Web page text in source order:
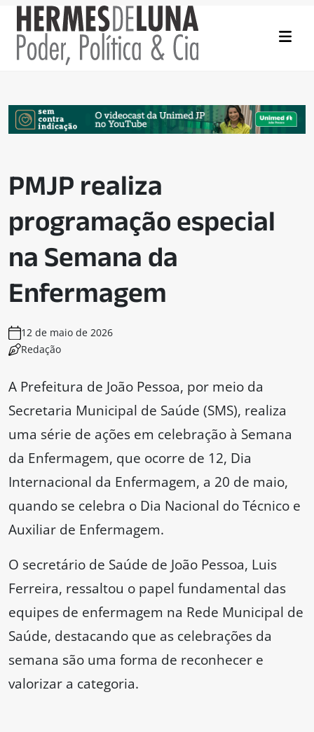
PMJP realiza
programação especial
na Semana da
Enfermagem
12 de maio de 2026
Redação
A Prefeitura de João Pessoa, por meio da
Secretaria Municipal de Saúde (SMS), realiza
uma série de ações em celebração à Semana
da Enfermagem, que ocorre de 12, Dia
Internacional da Enfermagem, a 20 de maio,
quando se celebra o Dia Nacional do Técnico e
Auxiliar de Enfermagem.
O secretário de Saúde de João Pessoa, Luis
Ferreira, ressaltou o papel fundamental das
equipes de enfermagem na Rede Municipal de
Saúde, destacando que as celebrações da
semana são uma forma de reconhecer e
valorizar a categoria.